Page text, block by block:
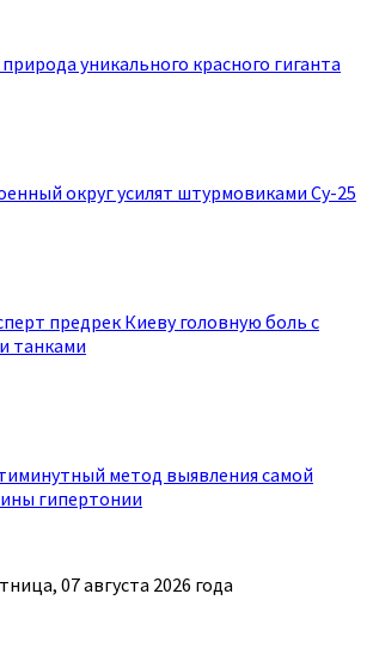
уникального красного гиганта
округ усилят штурмовиками Су-25
предрек Киеву головную боль с
танками
метод выявления самой
гипертонии
07 августа 2026 года